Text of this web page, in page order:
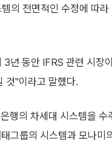
의 전면적인 수정에 따
년 동안 IFRS 관련 시장
것"이라고 말했다.
행의 차세대 시스템을
그룹의 시스템과 모나